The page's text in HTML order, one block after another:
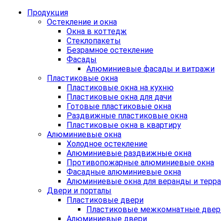
Продукция
Остекление и окна
Окна в коттедж
Стеклопакеты
Безрамное остекление
Фасады
Алюминиевые фасады и витражи
Пластиковые окна
Пластиковые окна на кухню
Пластиковые окна для дачи
Готовые пластиковые окна
Раздвижные пластиковые окна
Пластиковые окна в квартиру
Алюминиевые окна
Холодное остекление
Алюминиевые раздвижные окна
Противопожарные алюминиевые окна
Фасадные алюминиевые окна
Алюминиевые окна для веранды и
Двери и порталы
Пластиковые двери
Пластиковые межкомнатные
Алюминиевые двери